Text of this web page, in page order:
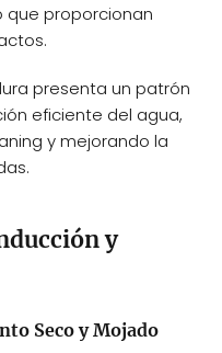
que proporcionan
presenta un patrón
eficiente del agua,
y mejorando la
y
Seco y Mojado